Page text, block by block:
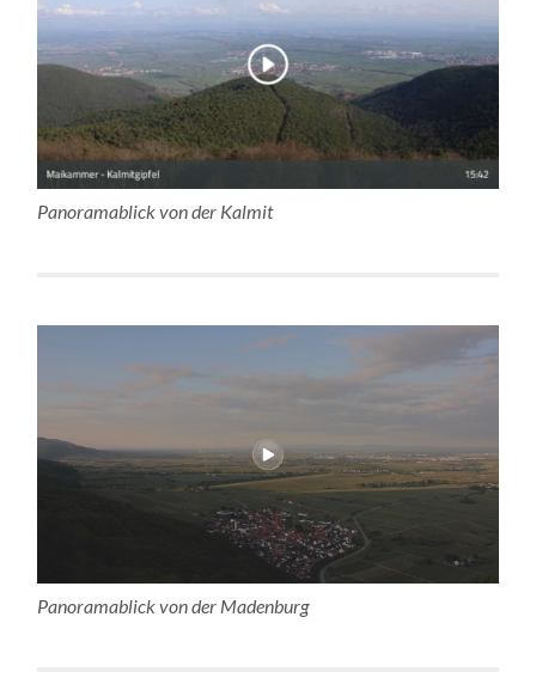
Panoramablick von der Kalmit
Panoramablick von der Madenburg